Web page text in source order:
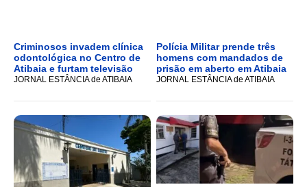
Criminosos invadem clínica
odontológica no Centro de
Atibaia e furtam televisão
JORNAL ESTÂNCIA de ATIBAIA
Polícia Militar prende três
homens com mandados de
prisão em aberto em Atibaia
JORNAL ESTÂNCIA de ATIBAIA